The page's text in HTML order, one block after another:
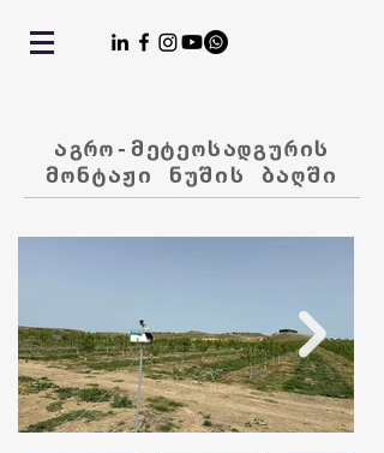
აგრო-მეტეოსადგურის
მონტაჟი ნუშის ბაღში